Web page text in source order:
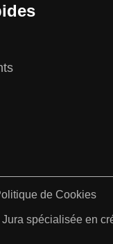
de Cookies
Jura spécialisée en